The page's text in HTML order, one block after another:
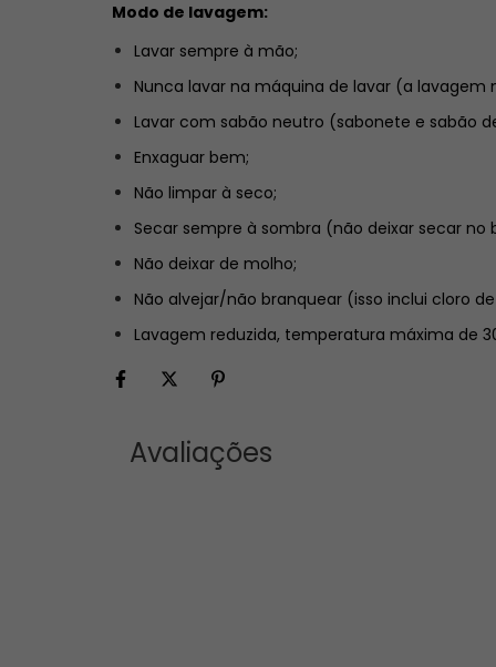
Modo de lavagem:
Lavar sempre à mão;
Nunca lavar na máquina de lavar (a
Lavar com sabão neutro (sabonete e sabão
Enxaguar bem;
Não limpar à seco;
Secar sempre à sombra (não deixar secar
Não deixar de molho;
Não alvejar/não branquear (isso inclui cloro
Lavagem reduzida, temperatura máxima de
Avaliações